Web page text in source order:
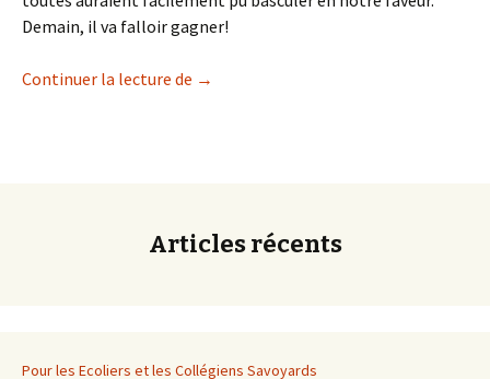
Demain, il va falloir gagner!
Continuer la lecture de Nationale 3, ronde 6
→
Articles récents
Pour les Ecoliers et les Collégiens Savoyards